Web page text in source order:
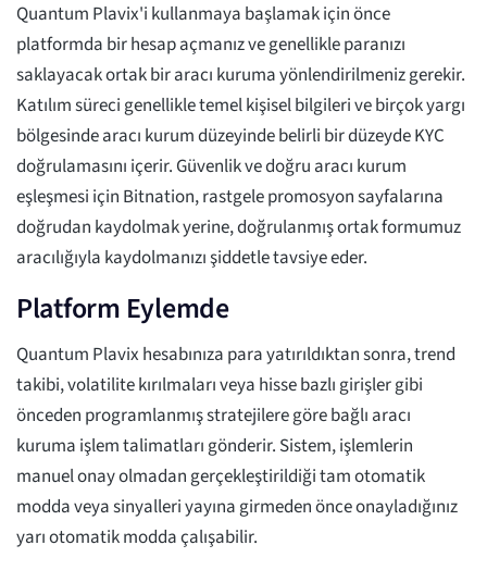
Quantum Plavix'i kullanmaya başlamak için önce
platformda bir hesap açmanız ve genellikle paranızı
saklayacak ortak bir aracı kuruma yönlendirilmeniz gerekir.
Katılım süreci genellikle temel kişisel bilgileri ve birçok yargı
bölgesinde aracı kurum düzeyinde belirli bir düzeyde KYC
doğrulamasını içerir. Güvenlik ve doğru aracı kurum
eşleşmesi için Bitnation, rastgele promosyon sayfalarına
doğrudan kaydolmak yerine, doğrulanmış ortak formumuz
aracılığıyla kaydolmanızı şiddetle tavsiye eder.
Platform Eylemde
Quantum Plavix hesabınıza para yatırıldıktan sonra, trend
takibi, volatilite kırılmaları veya hisse bazlı girişler gibi
önceden programlanmış stratejilere göre bağlı aracı
kuruma işlem talimatları gönderir. Sistem, işlemlerin
manuel onay olmadan gerçekleştirildiği tam otomatik
modda veya sinyalleri yayına girmeden önce onayladığınız
yarı otomatik modda çalışabilir.